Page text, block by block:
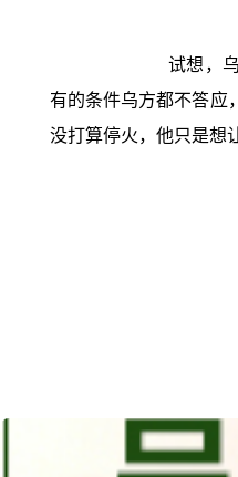
试想，
有的条件乌方都不答应
没打算停火，他只是想